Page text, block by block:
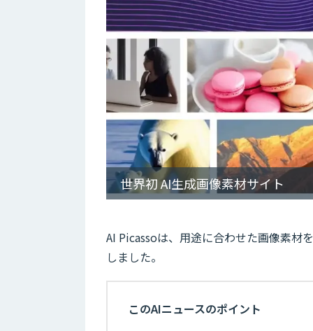
世界初 AI生成画像素材サイト
AI Picassoは、用途に合わせた画像素材
しました。
このAIニュースのポイント